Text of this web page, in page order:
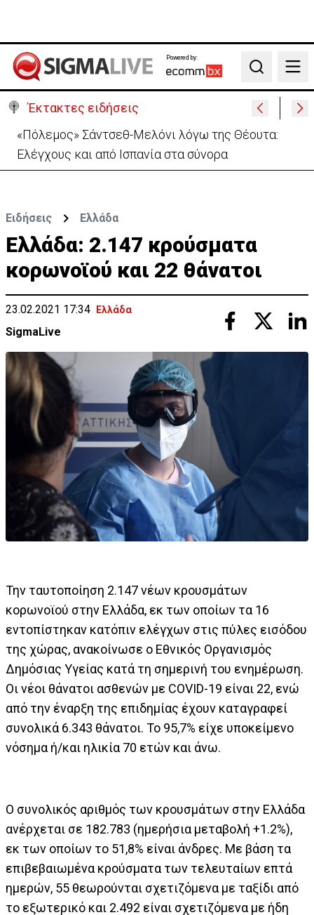
Powered by:
Search
Έκτακτες ειδήσεις
30 χρόνια από τις δολοφονίες Ισαάκ-Σολωμού-
Εκδήλωση μνήμης απόψε στο Παραλίμνι
Ειδήσεις Ελλάδα
Ελλάδα: 2.147 κρούσματα
κορωνοϊού και 22 θάνατοι
23.02.2021 17:34 Ελλάδα
SigmaLive
Την ταυτοποίηση 2.147 νέων κρουσμάτων
κορωνοϊού στην Ελλάδα, εκ των οποίων τα 16
εντοπίστηκαν κατόπιν ελέγχων στις πύλες εισόδου
της χώρας, ανακοίνωσε ο Εθνικός Οργανισμός
Δημόσιας Υγείας κατά τη σημερινή του ενημέρωση.
Οι νέοι θάνατοι ασθενών με COVID-19 είναι 22, ενώ
από την έναρξη της επιδημίας έχουν καταγραφεί
συνολικά 6.343 θάνατοι. Το 95,7% είχε υποκείμενο
νόσημα ή/και ηλικία 70 ετών και άνω.
Ο συνολικός αριθμός των κρουσμάτων στην Ελλάδα
ανέρχεται σε 182.783 (ημερήσια μεταβολή +1.2%),
εκ των οποίων το 51,8% είναι άνδρες. Με βάση τα
επιβεβαιωμένα κρούσματα των τελευταίων επτά
ημερών, 55 θεωρούνται σχετιζόμενα με ταξίδι από
το εξωτερικό και 2.492 είναι σχετιζόμενα με ήδη